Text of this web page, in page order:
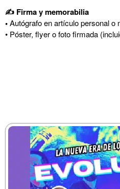
✍️ Firma y memorabilia
•Autógrafo en artículo personal o
• Póster, flyer o foto firmada